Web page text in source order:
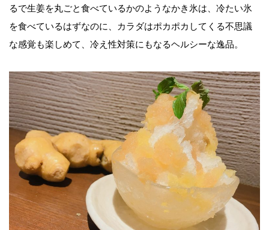
るで生姜を丸ごと食べているかのようなかき氷は、冷たい氷
を食べているはずなのに、カラダはポカポカしてくる不思議
な感覚も楽しめて、冷え性対策にもなるヘルシーな逸品。